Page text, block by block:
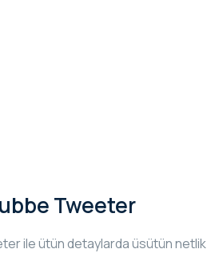
Tweeter
ile ütün detaylarda üsütün netlik